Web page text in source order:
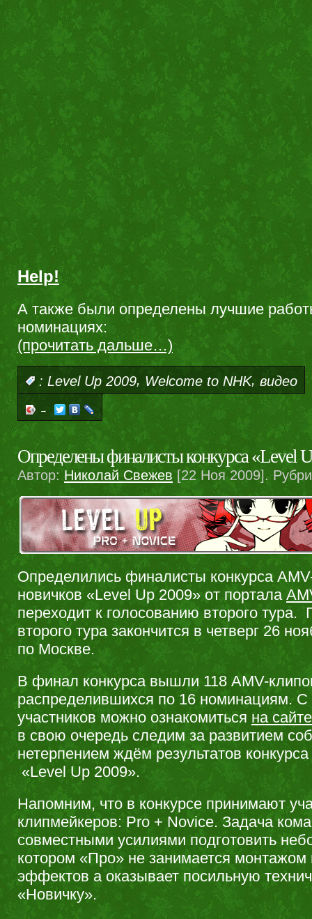
Help!
А также были определены лучшие
номинациях:
(прочитать дальше…)
: Level Up 2009, Welcome to NHK, видео
→
Определены финалисты конкурса «Level
Автор: Николай Свежев [22 Ноя 2009].
Определились финалисты конкурса
новичков «Level Up 2009» от портала
переходит к голосованию второго тура.
второго тура закончится в четверг 26
по Москве.
В финал конкурса вышли 118 AMV-
распределившихся по 16 номинациям.
участников можно ознакомиться на
в свою очередь следим за развитием
нетерпением ждём результатов
«Level Up 2009».
Напомним, что в конкурсе принимают
клипмейкеров: Pro + Novice. Задача
совместными усилиями подготовить
котором «Про» не занимается монтажом
эффектов а оказывает посильную
«Новичку».